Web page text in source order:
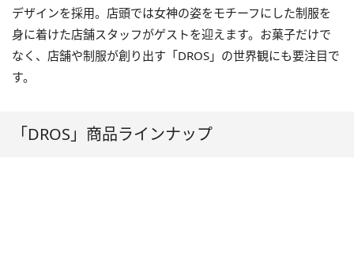
デザインを採用。店頭では女神の姿をモチーフにした制服を
身に着けた店舗スタッフがゲストを迎えます。お菓子だけで
なく、店舗や制服が創り出す「DROS」の世界観にも要注目で
す。
「DROS」商品ラインナップ